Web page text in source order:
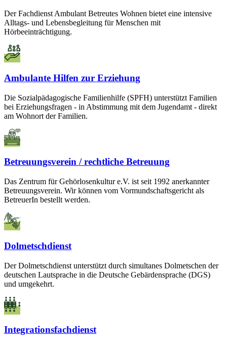
Der Fachdienst Ambulant Betreutes Wohnen bietet eine intensive
Alltags- und Lebensbegleitung für Menschen mit
Hörbeeinträchtigung.
Ambulante Hilfen zur Erziehung
Die Sozialpädagogische Familienhilfe (SPFH) unterstützt Familien
bei Erziehungsfragen - in Abstimmung mit dem Jugendamt - direkt
am Wohnort der Familien.
Betreuungsverein / rechtliche Betreuung
Das Zentrum für Gehörlosenkultur e.V. ist seit 1992 anerkannter
Betreuungsverein. Wir können vom Vormundschaftsgericht als
BetreuerIn bestellt werden.
Dolmetschdienst
Der Dolmetschdienst unterstützt durch simultanes Dolmetschen der
deutschen Lautsprache in die Deutsche Gebärdensprache (DGS)
und umgekehrt.
Integrationsfachdienst